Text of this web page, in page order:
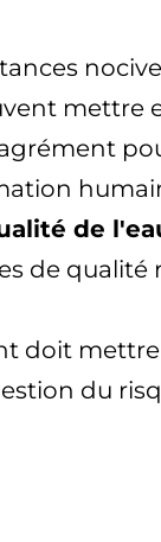
de
de
doit
du